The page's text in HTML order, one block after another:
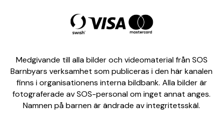
Medgivande till alla bilder och videomaterial från SOS
Barnbyars verksamhet som publiceras i den här kanalen
finns i organisationens interna bildbank. Alla bilder är
fotograferade av SOS-personal om inget annat anges.
Namnen på barnen är ändrade av integritetsskäl.